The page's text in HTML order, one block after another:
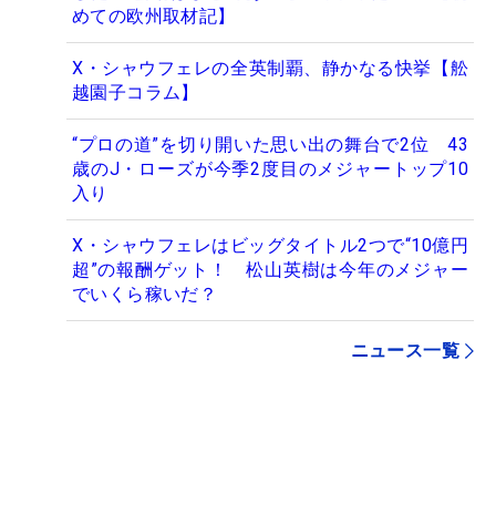
めての欧州取材記】
X・シャウフェレの全英制覇、静かなる快挙【舩
越園子コラム】
“プロの道”を切り開いた思い出の舞台で2位 43
歳のJ・ローズが今季2度目のメジャートップ10
入り
X・シャウフェレはビッグタイトル2つで“10億円
超”の報酬ゲット！ 松山英樹は今年のメジャー
でいくら稼いだ？
ニュース一覧